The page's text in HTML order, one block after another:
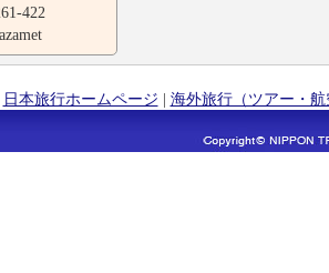
422
日本旅行ホームページ | 海外旅行（ツアー・航